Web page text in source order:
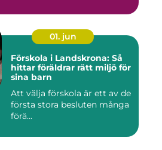
01. jun
Förskola i Landskrona: Så
hittar föräldrar rätt miljö för
sina barn
Att välja förskola är ett av de
första stora besluten många
förä...